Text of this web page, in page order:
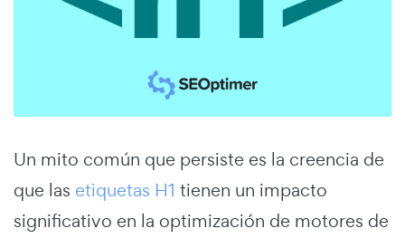
Un mito común que persiste es la creencia de
que las etiquetas H1 tienen un impacto
significativo en la optimización de motores de